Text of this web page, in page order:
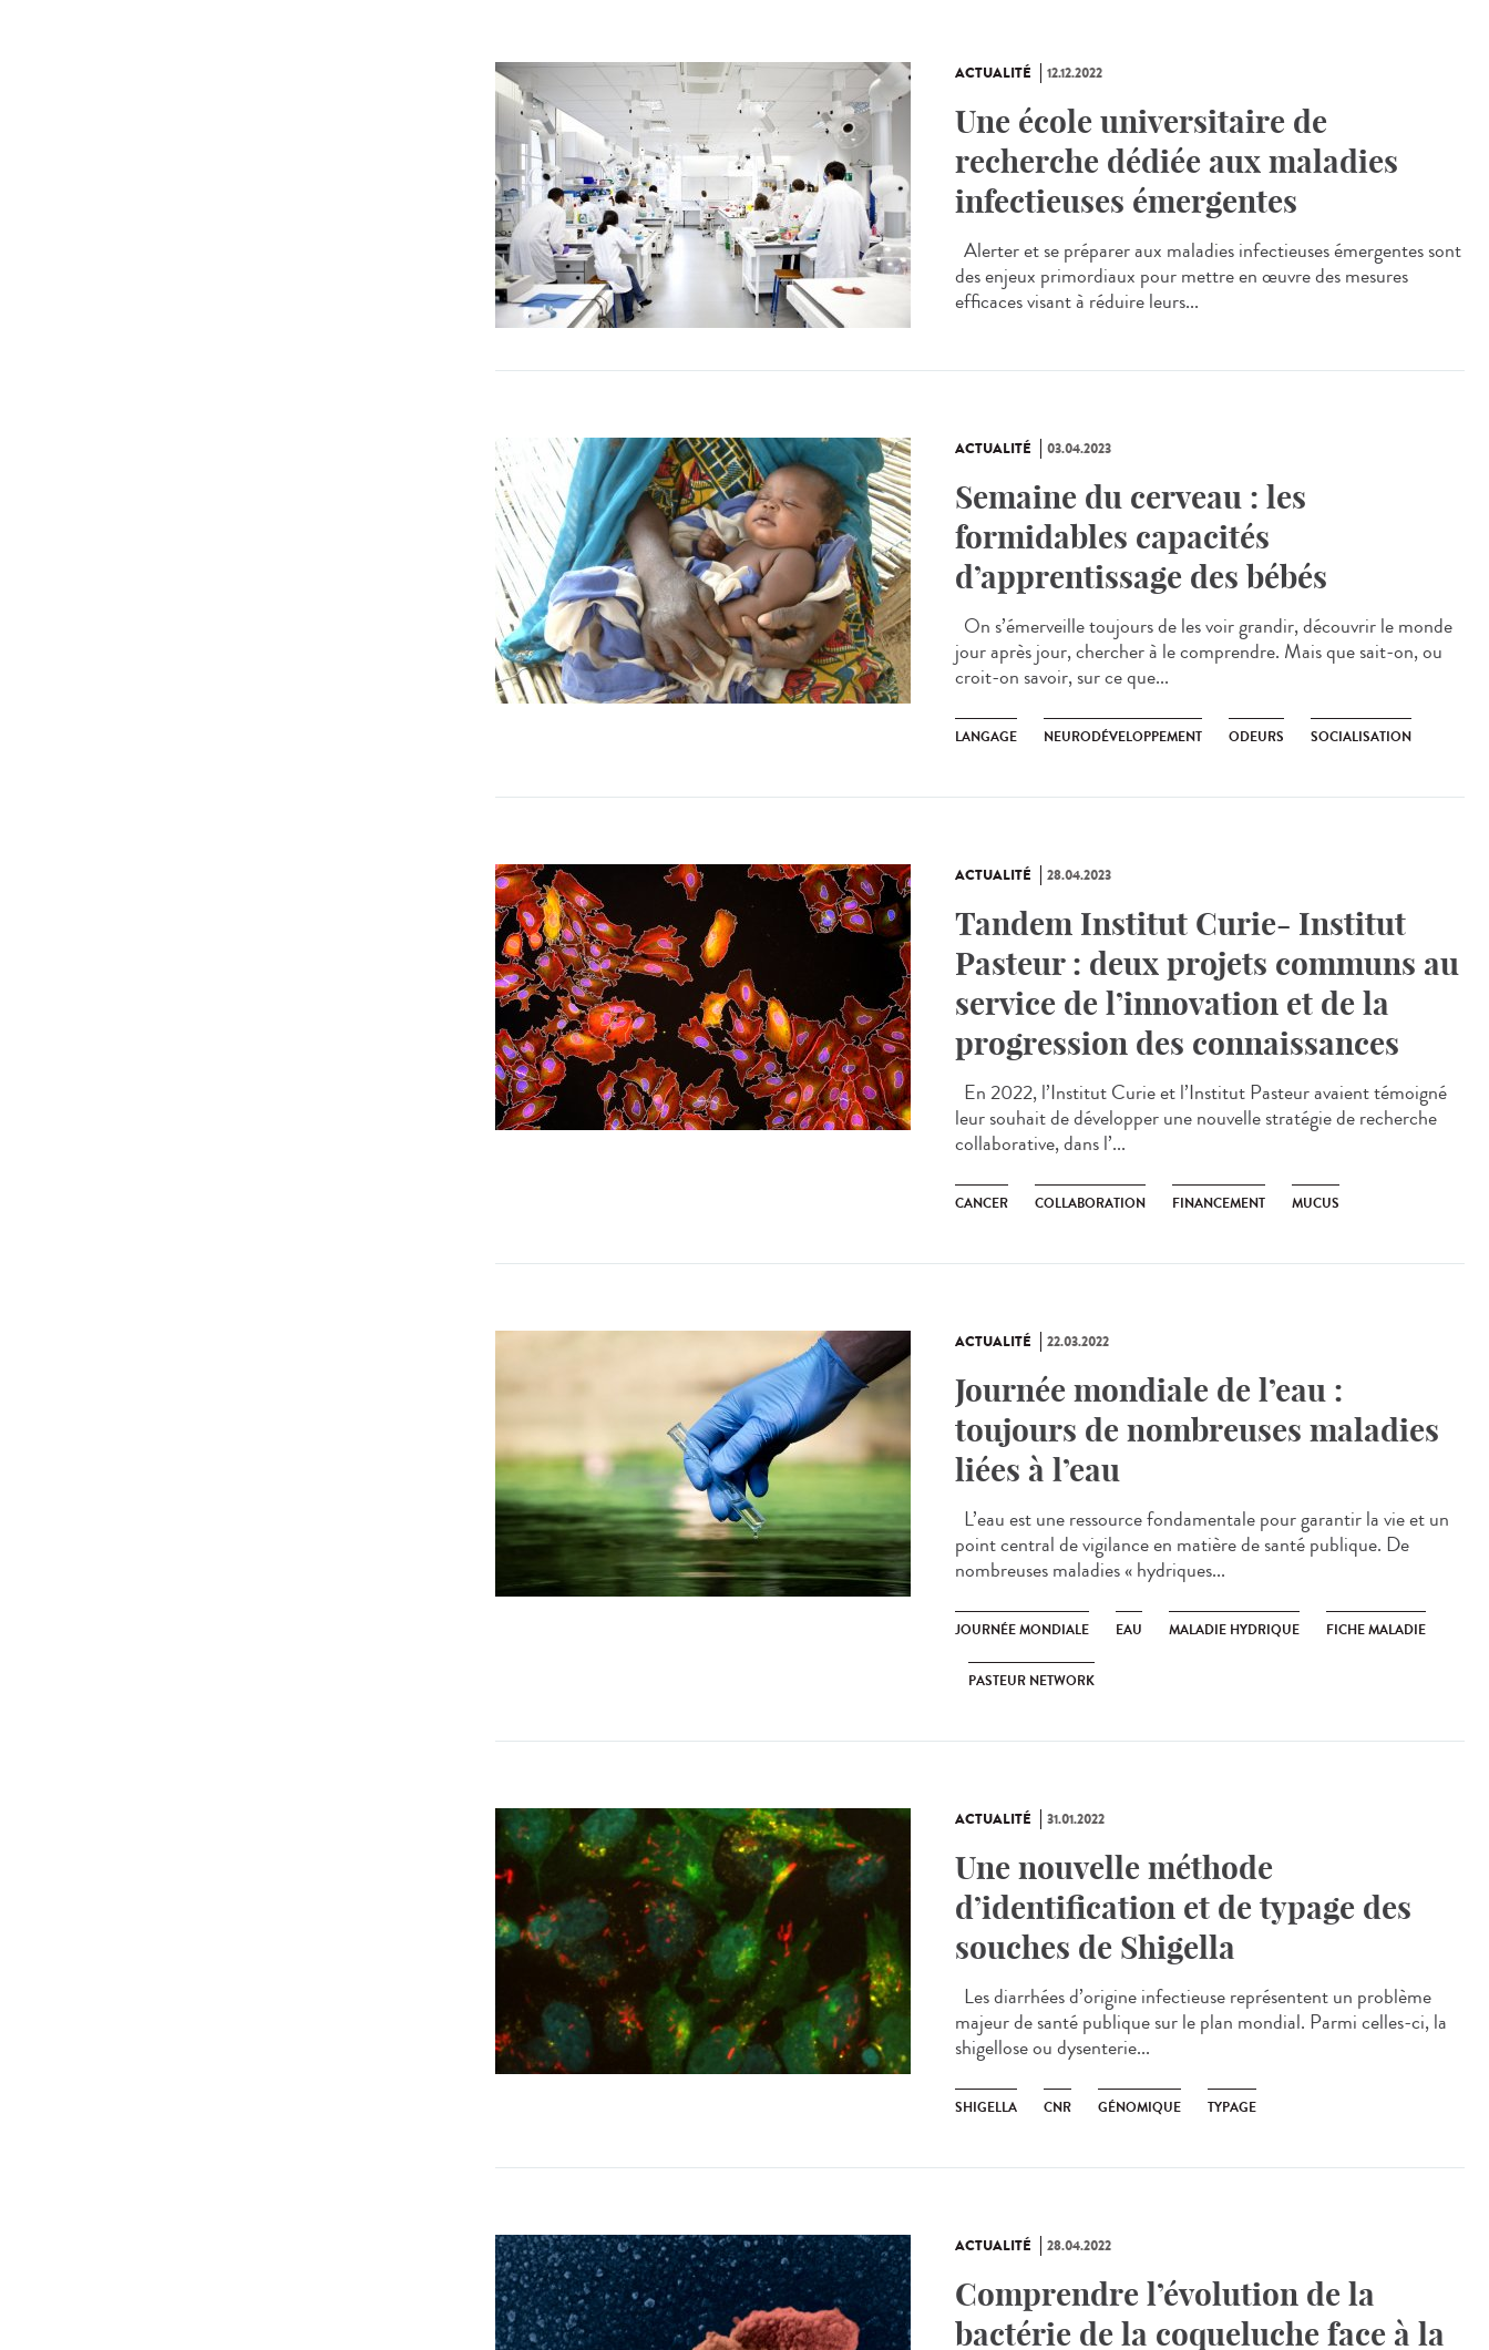
ACTUALITÉ 12.12.2022
Une école universitaire de
recherche dédiée aux maladies
infectieuses émergentes
Alerter et se préparer aux maladies infectieuses émergentes sont
des enjeux primordiaux pour mettre en œuvre des mesures
efficaces visant à réduire leurs...
ACTUALITÉ 03.04.2023
Semaine du cerveau : les
formidables capacités
d’apprentissage des bébés
On s’émerveille toujours de les voir grandir, découvrir le monde
jour après jour, chercher à le comprendre. Mais que sait-on, ou
croit-on savoir, sur ce que...
LANGAGE NEURODÉVELOPPEMENT ODEURS SOCIALISATION
ACTUALITÉ 28.04.2023
Tandem Institut Curie- Institut
Pasteur : deux projets communs au
service de l’innovation et de la
progression des connaissances
En 2022, l’Institut Curie et l’Institut Pasteur avaient témoigné
leur souhait de développer une nouvelle stratégie de recherche
collaborative, dans l’...
CANCER COLLABORATION FINANCEMENT MUCUS
ACTUALITÉ 22.03.2022
Journée mondiale de l’eau :
toujours de nombreuses maladies
liées à l’eau
L’eau est une ressource fondamentale pour garantir la vie et un
point central de vigilance en matière de santé publique. De
nombreuses maladies « hydriques...
JOURNÉE MONDIALE EAU MALADIE HYDRIQUE FICHE MALADIE
PASTEUR NETWORK
ACTUALITÉ 31.01.2022
Une nouvelle méthode
d’identification et de typage des
souches de Shigella
Les diarrhées d’origine infectieuse représentent un problème
majeur de santé publique sur le plan mondial. Parmi celles-ci, la
shigellose ou dysenterie...
SHIGELLA CNR GÉNOMIQUE TYPAGE
ACTUALITÉ 28.04.2022
Comprendre l’évolution de la
bactérie de la coqueluche face à la